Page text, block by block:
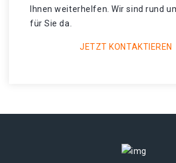
Ihnen weiterhelfen. Wir sind rund
für Sie da.
JETZT KONTAKTIEREN